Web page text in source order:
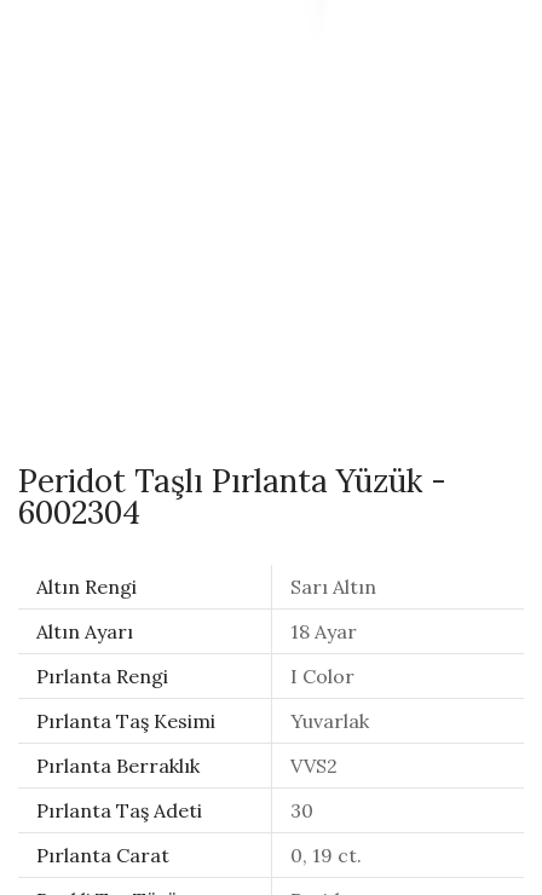
Peridot Taşlı Pırlanta Yüzük -
6002304
Altın Rengi
Sarı Altın
Altın Ayarı
18 Ayar
Pırlanta Rengi
I Color
Pırlanta Taş Kesimi
Yuvarlak
Pırlanta Berraklık
VVS2
Pırlanta Taş Adeti
30
Pırlanta Carat
0, 19 ct.